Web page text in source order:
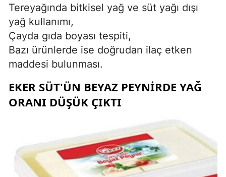
Tereyağında bitkisel yağ ve süt yağı dışı
yağ kullanımı,
Çayda gıda boyası tespiti,
Bazı ürünlerde ise doğrudan ilaç etken
maddesi bulunması.
EKER SÜT'ÜN BEYAZ PEYNIRDE YAĞ
ORANI DÜŞÜK ÇIKTI